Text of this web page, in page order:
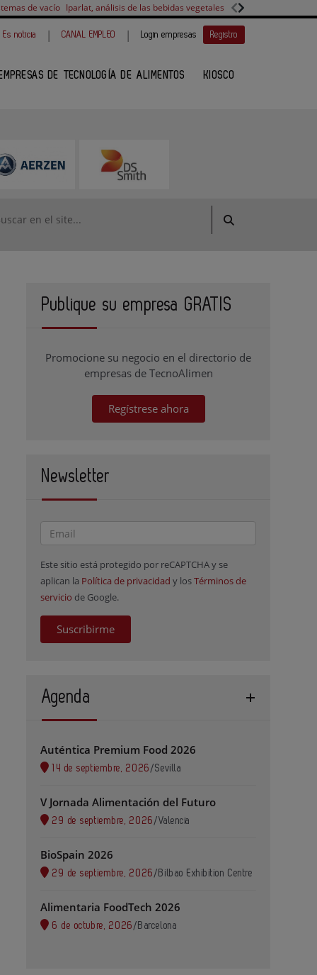
de vacío Iparlat, análisis de las bebidas vegetales FANUC, colaboración
Es noticia | CANAL EMPLEO | Login empresas Registro
DE TECNOLOGÍA DE ALIMENTOS KIOSCO
Publique su empresa GRATIS
Promocione su negocio en el directorio de
empresas de TecnoAlimen
Regístrese ahora
Newsletter
Este sitio está protegido por reCAPTCHA y se
aplican la Política de privacidad y losTérminos de
servicio de Google.
Suscribirme
Agenda
Auténtica Premium Food 2026
14 de septiembre, 2026 /Sevilla
V Jornada Alimentación del Futuro
29 de septiembre, 2026 /Valencia
BioSpain 2026
29 de septiembre, 2026 / Bilbao Exhibition Centre
Alimentaria FoodTech 2026
6 de octubre, 2026 / Barcelona